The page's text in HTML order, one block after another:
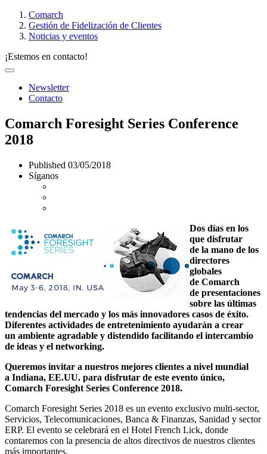
Comarch
Gestión de Fidelización de Clientes
Noticias y eventos
¡Estemos en contacto!
Newsletter
Contacto
Comarch Foresight Series Conference
2018
Published 03/05/2018
Síganos
Dos días en los
que disfrutar
de la mano de los
directores
globales
de Comarch
de presentaciones
sobre las últimas
tendencias del mercado y los más innovadores casos de éxito.
Diferentes actividades de entretenimiento ayudarán a crear
un ambiente agradable y distendido facilitando el intercambio
de ideas y el networking.
Queremos invitar a nuestros mejores clientes a nivel mundial
a Indiana, EE.UU. para disfrutar de este evento único,
Comarch Foresight Series Conference 2018.
Comarch Foresight Series 2018 es un evento exclusivo multi-sector,
Servicios, Telecomunicaciones, Banca & Finanzas, Sanidad y sector
ERP. El evento se celebrará en el Hotel French Lick, donde
contaremos con la presencia de altos directivos de nuestros clientes
más importantes.